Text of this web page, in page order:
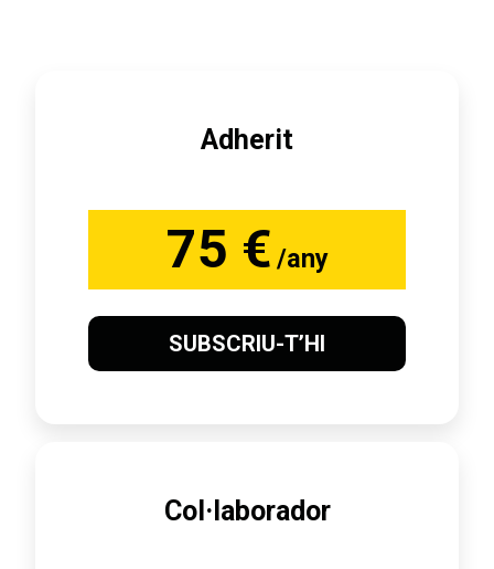
Adherit
75 € /any
SUBSCRIU-T’HI
Col·laborador